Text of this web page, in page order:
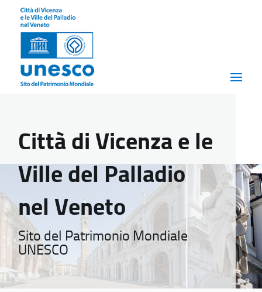
Città di Vicenza e le
Ville del Palladio
nel Veneto
Sito del Patrimonio Mondiale
UNESCO